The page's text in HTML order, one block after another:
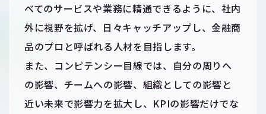
べてのサービスや業務に精通できるように、社内
外に視野を拡げ、日々キャッチアップし、金融商
品のプロと呼ばれる人材を目指します。
また、コンピテンシー目線では、自分の周りへ
の影響、チームへの影響、組織としての影響と
近い未来で影響力を拡大し、KPIの影響だけでな